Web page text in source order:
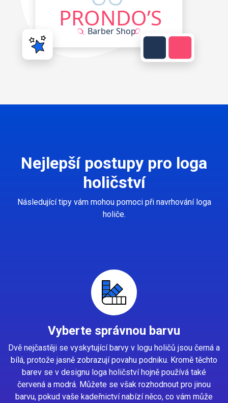
Nejlepší postupy pro loga
holičství
Následující tipy vám mohou pomoci při navrhování loga
holiče.
Vyberte správnou barvu
Dvě nejčastěji se vyskytující barvy v logu holičů jsou černá a
bílá, protože jasně zobrazují povahu podniku. Kromě těchto
barev se v designu loga holičství hojně používá také
červená a modrá. Můžete se však rozhodnout pro jinou
barvu, pokud vaše kadeřnictví nabízí něco, co vám může